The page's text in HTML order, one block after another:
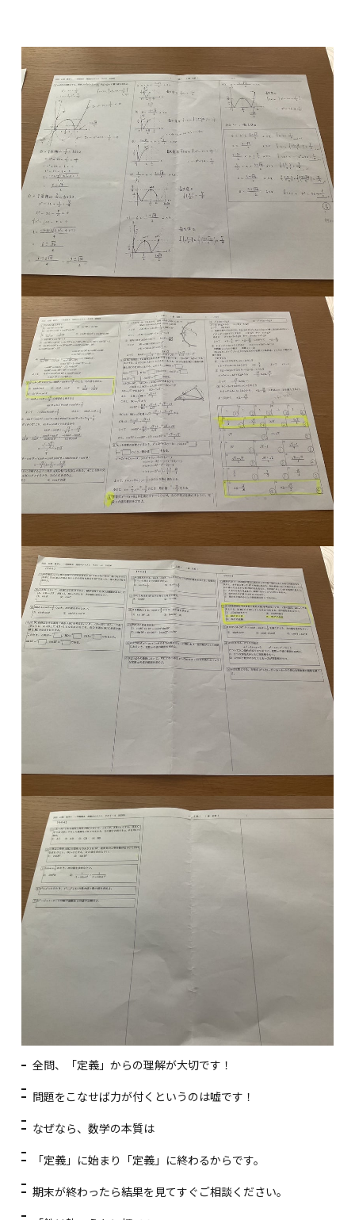
全問、「定義」からの理解が大切です！
問題をこなせば力が付くというのは嘘です！
なぜなら、数学の本質は
「定義」に始まり「定義」に終わるからです。
期末が終わったら結果を見てすぐご相談ください。